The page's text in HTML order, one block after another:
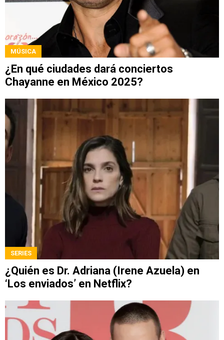
MÚSICA
¿En qué ciudades dará conciertos
Chayanne en México 2025?
SERIES
¿Quién es Dr. Adriana (Irene Azuela) en
‘Los enviados’ en Netflix?